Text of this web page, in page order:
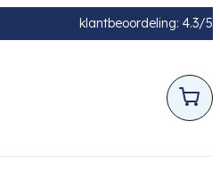
klantbeoordeling: 4.3/5